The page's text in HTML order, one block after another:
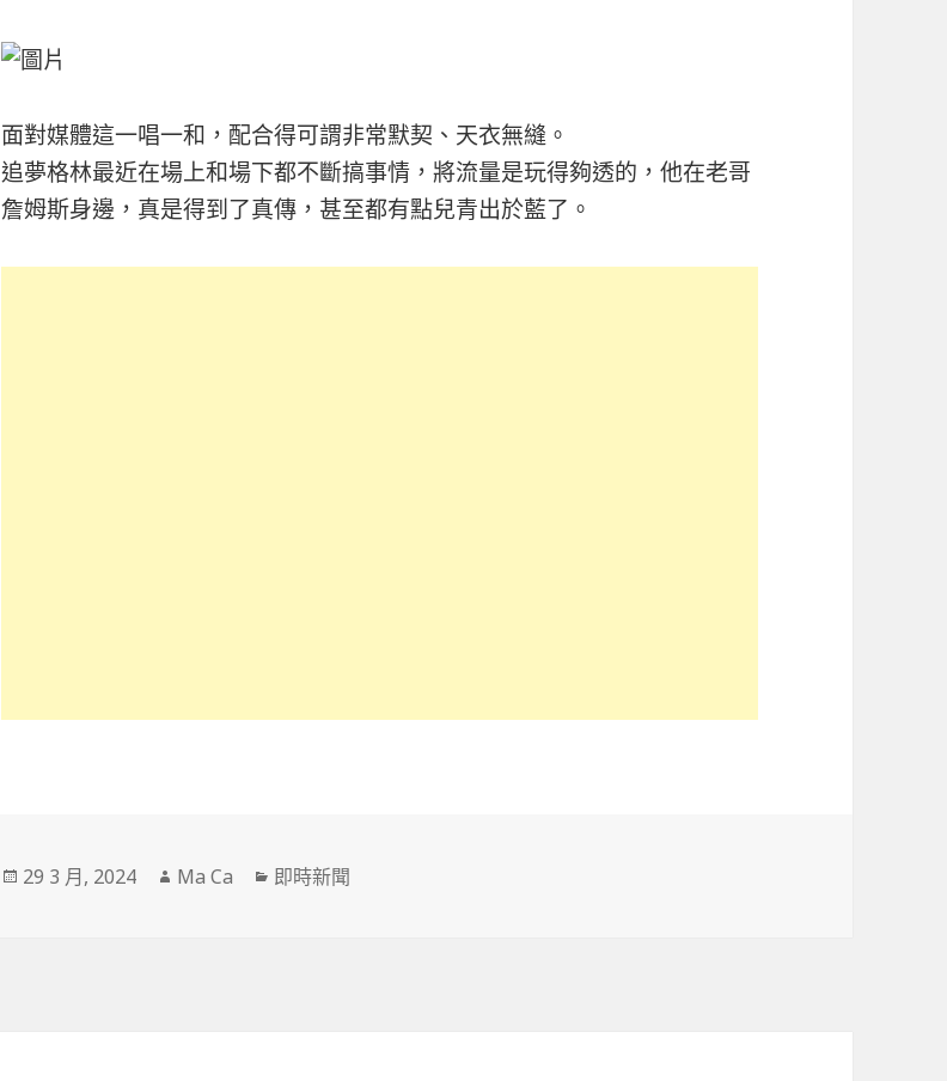
面對媒體這一唱一和，配合得可謂非常默契、天衣無縫。
追夢格林最近在場上和場下都不斷搞事情，將流量是玩得夠透的，他在老哥
詹姆斯身邊，真是得到了真傳，甚至都有點兒青出於藍了。
發
29 3 月, 2024
作
Ma Ca
分
即時新聞